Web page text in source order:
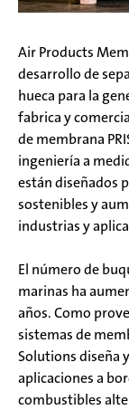
Air Products
desarrollo de
hueca para la
fabrica y
de membrana
ingeniería a
están diseñados
sostenibles y
industrias y
El número de
marinas ha
años. Como
sistemas de
Solutions diseña
aplicaciones a
combustibles